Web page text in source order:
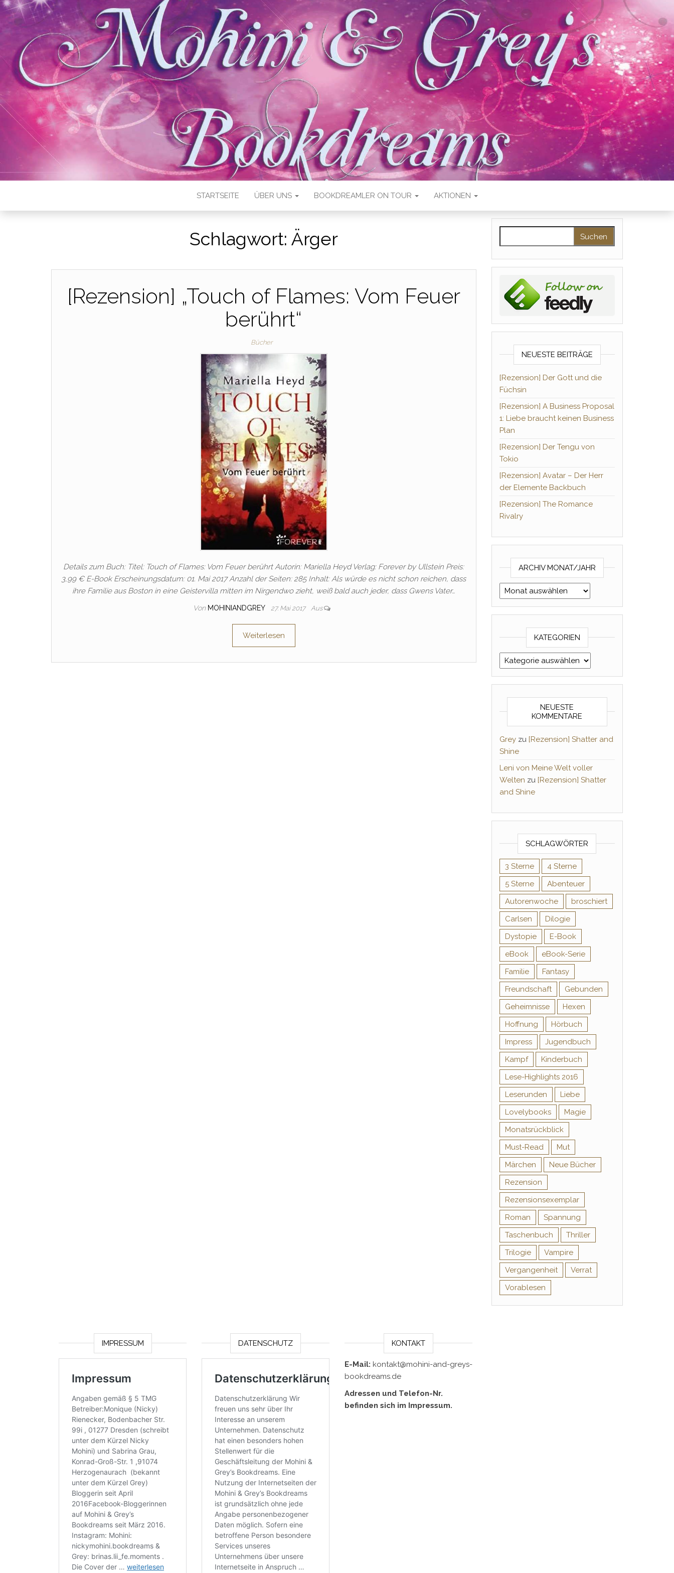
STARTSEITE ÜBER UNS BOOKDREAMLER ON TOUR AKTIONEN
Schlagwort: Ärger
[Rezension] „Touch of Flames: Vom Feuer
berührt“
Bücher
Details zum Buch: Titel: Touch of Flames: Vom Feuer berührt Autorin: Mariella Heyd Verlag: Forever by Ullstein Preis:
3,99 € E-Book Erscheinungsdatum: 01. Mai 2017 Anzahl der Seiten: 285 Inhalt: Als würde es nicht schon reichen, dass
ihre Familie aus Boston in eine Geistervilla mitten im Nirgendwo zieht, weiß bald auch jeder, dass Gwens Vater…
Von MOHINIANDGREY 27. Mai 2017 Aus
Weiterlesen
NEUESTE BEITRÄGE
[Rezension] Der Gott und die
Füchsin
[Rezension] A Business Proposal
1: Liebe braucht keinen Business
Plan
[Rezension] Der Tengu von
Tokio
[Rezension] Avatar – Der Herr
der Elemente Backbuch
[Rezension] The Romance
Rivalry
ARCHIV MONAT/JAHR
Archiv Monat/Jahr
KATEGORIEN
Kategorien
NEUESTE
KOMMENTARE
Greyzu [Rezension] Shatter and
Shine
Leni von Meine Welt voller
Welten zu [Rezension] Shatter
and Shine
SCHLAGWÖRTER
3 Sterne
4 Sterne
5 Sterne
Abenteuer
Autorenwoche
broschiert
Carlsen
Dilogie
Dystopie
E-Book
eBook
eBook-Serie
Familie
Fantasy
Freundschaft
Gebunden
Geheimnisse
Hexen
Hoffnung
Hörbuch
Impress
Jugendbuch
Kampf
Kinderbuch
Lese-Highlights 2016
Leserunden
Liebe
Lovelybooks
Magie
Monatsrückblick
Must-Read
Mut
Märchen
Neue Bücher
Rezension
Rezensionsexemplar
Roman
Spannung
Taschenbuch
Thriller
Trilogie
Vampire
Vergangenheit
Verrat
Vorablesen
IMPRESSUM DATENSCHUTZ KONTAKT
E-Mail: kontakt@mohini-and-greys-
bookdreams.de
Adressen und Telefon-Nr.
befinden sich im Impressum.